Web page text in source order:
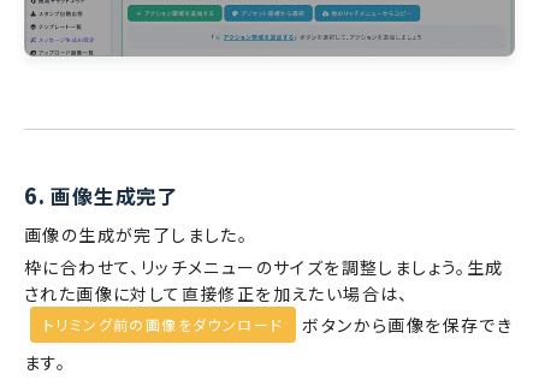
6. 画像生成完了
画像の生成が完了しました。
枠に合わせて、リッチメニューのサイズを調整しましょう。生成
された画像に対して直接修正を加えたい場合は、
トリミング前の画像をダウンロード
ボタンから画像を保存でき
ます。